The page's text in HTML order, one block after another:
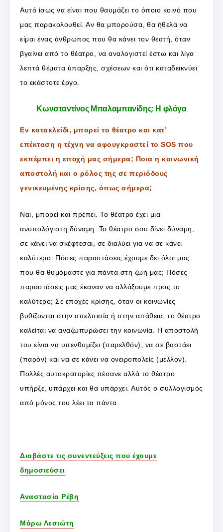
Αυτό ίσως να είναι που θαυμάζει το όποιο κοινό που
μας παρακολουθεί. Αν θα μπορούσα, θα ήθελα να
είμαι ένας άνθρωπος που θα κάνει τον θεατή, όταν
βγαίνει από το θέατρο, να αναλογιστεί έστω και λίγα
λεπτά θέματα ύπαρξης, σχέσεων και ότι καταδεικνύει
το εκάστοτε έργο.
Κωνσταντίνος Μπαλαμπανίδης: Η φλόγα
Εν κατακλείδι, μπορεί το θέατρο και κατ’
επέκταση η τέχνη να αφουγκραστεί το SOS που
εκπέμπει η εποχή μας σήμερα; Ποια η κοινωνική
αποστολή και ο ρόλος της σε περιόδους
γενικευμένης κρίσης, όπως σήμερα;
Ναι, μπορεί και πρέπει. Το θέατρο έχει μια
ανυπολόγιστη δύναμη. Το θέατρο σου δίνει δύναμη,
σε κάνει να σκέφτεσαι, σε διαλύει για να σε κάνει
καλύτερο. Πόσες παραστάσεις έχουμε δει όλοι μας
που θα θυμόμαστε για πάντα στη ζωή μας; Πόσες
παραστάσεις μας έκαναν να αλλάξουμε προς το
καλύτερο; Σε εποχές κρίσης, όταν οι κοινωνίες
βυθίζονται στην απελπισία ή στην απάθεια, το θέατρο
καλείται να αναζωπυρώσει την κοινωνία. Η αποστολή
του είναι να υπενθυμίζει (παρελθόν), να σε βαστάει
(παρόν) και να σε κάνει να ονειροπολείς (μέλλον).
Πολλές αυτοκρατορίες πέσανε αλλά το θέατρο
υπήρξε, υπάρχει και θα υπάρχει. Αυτός ο συλλογισμός
από μόνος του λέει τα πάντα.
Διαβάστε τις συνεντεύξεις που έχουμε
δημοσιεύσει
Αναστασία Ρέβη
Μάρω Λεσιώτη